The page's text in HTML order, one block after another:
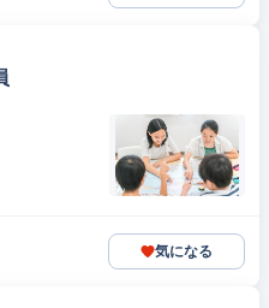
気になる